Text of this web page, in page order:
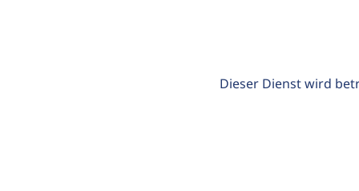
Dieser Dienst wird